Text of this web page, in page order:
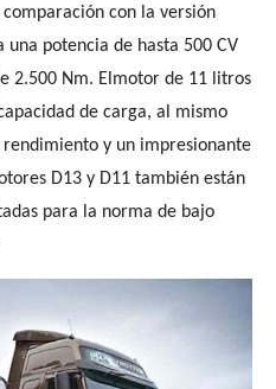
con la versión
una potencia de hasta 500 CV
2.500 Nm. Elmotor de 11 litros
de carga, al mismo
y un impresionante
D13 y D11 también están
para la norma de bajo